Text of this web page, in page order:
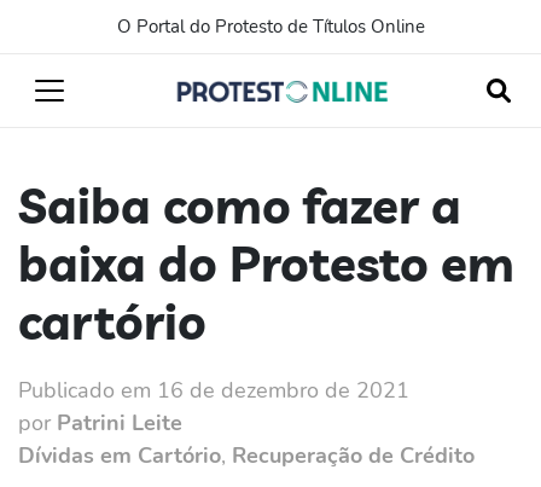
O Portal do Protesto de Títulos Online
Saiba como fazer a
baixa do Protesto em
cartório
Publicado em 16 de dezembro de 2021
por Patrini Leite
Dívidas em Cartório, Recuperação de Crédito